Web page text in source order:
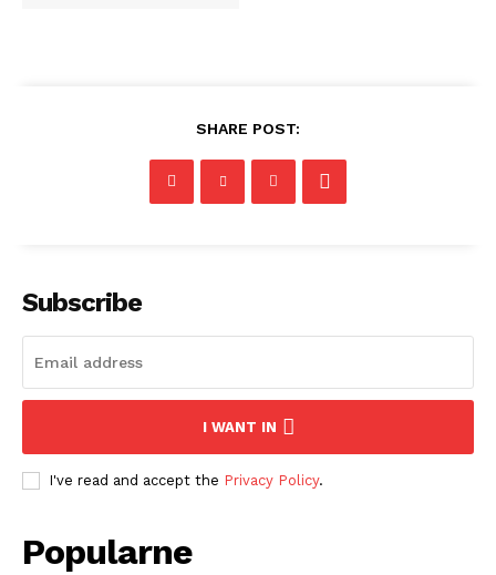
SHARE POST:
Subscribe
I WANT IN
I've read and accept the Privacy Policy.
Popularne